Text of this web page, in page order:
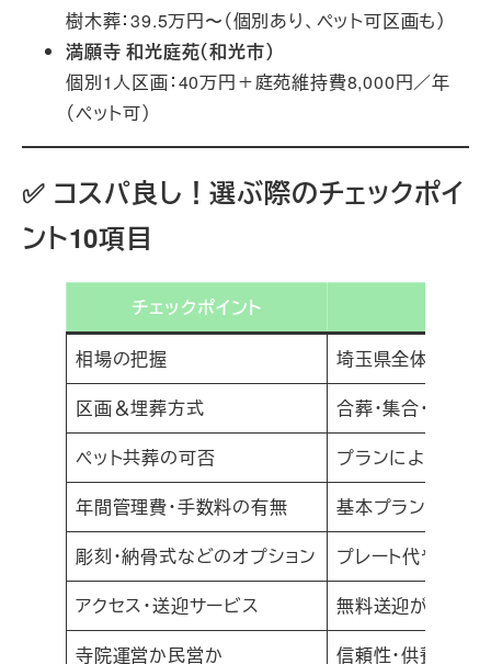
樹木葬：39.5万円〜（個別あり、ペット可区画も）
満願寺 和光庭苑（和光市）
個別1人区画：40万円＋庭苑維持費8,000円／年
（ペット可）
✅ コスパ良し！選ぶ際のチェックポイ
ント10項目
チェックポイント
相場の把握
埼玉県全体：50〜
区画＆埋葬方式
合葬・集合・個別
ペット共葬の可否
プランによって“
年間管理費・手数料の有無
基本プランが安く
彫刻・納骨式などのオプション
プレート代や納骨
アクセス・送迎サービス
無料送迎がある霊
寺院運営か民営か
信頼性・供養スタ